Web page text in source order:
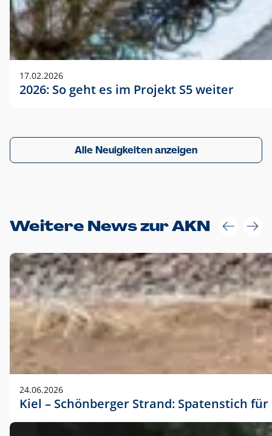
17.02.2026
2026: So geht es im Projekt S5 weiter
Alle Neuigkeiten anzeigen
Weitere News zur AKN
24.06.2026
Kiel – Schönberger Strand: Spatenstich